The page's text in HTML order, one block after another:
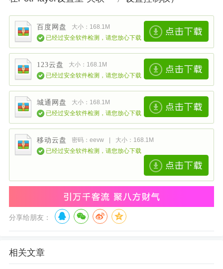
百度网盘
大小：168.1M
已经过安全软件检测，请您放心下载
123云盘
大小：168.1M
已经过安全软件检测，请您放心下载
城通网盘
大小：168.1M
已经过安全软件检测，请您放心下载
移动云盘 密码：eevw |
大小：168.1M
已经过安全软件检测，请您放心下载
分享给朋友：
相关文章